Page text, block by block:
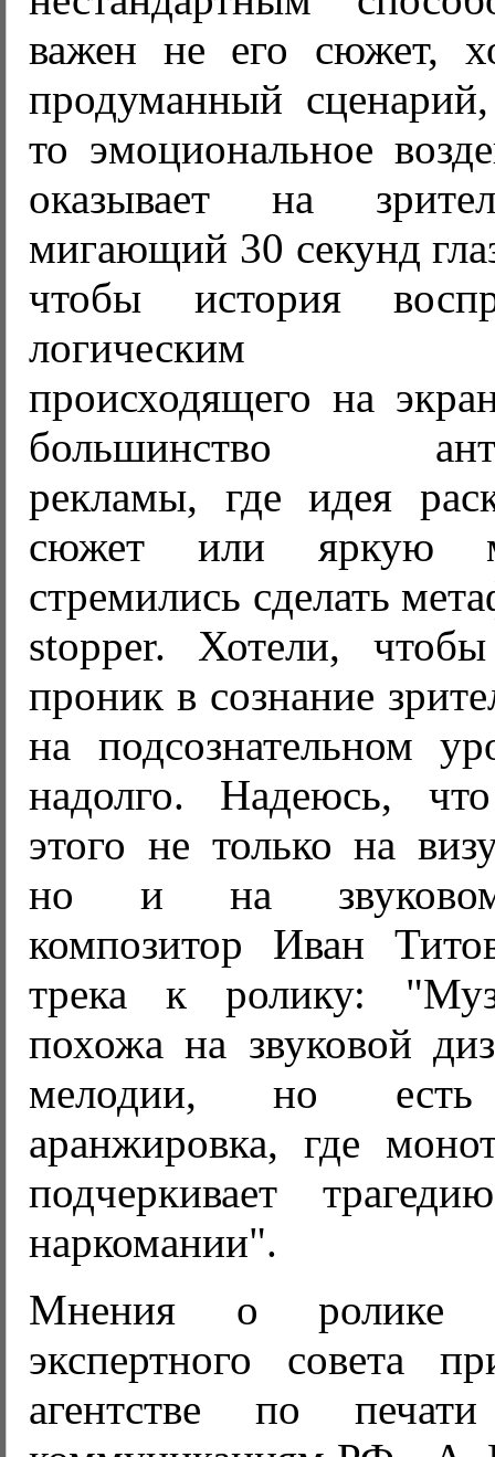
важен не его сюжет,
продуманный
то эмоциональное
оказывает на
мигающий 30 секунд
чтобы история
логическим
происходящего на
большинство
рекламы, где идея
сюжет или яркую
стремились сделать
stopper. Хотели,
проник в сознание
на подсознательном
надолго. Надеюсь,
этого не только на
но и на
композитор Иван
трека к ролику:
похожа на звуковой
мелодии, но есть
аранжировка, где
подчеркивает
наркомании".
Мнения о ролике
экспертного совета
агентстве по